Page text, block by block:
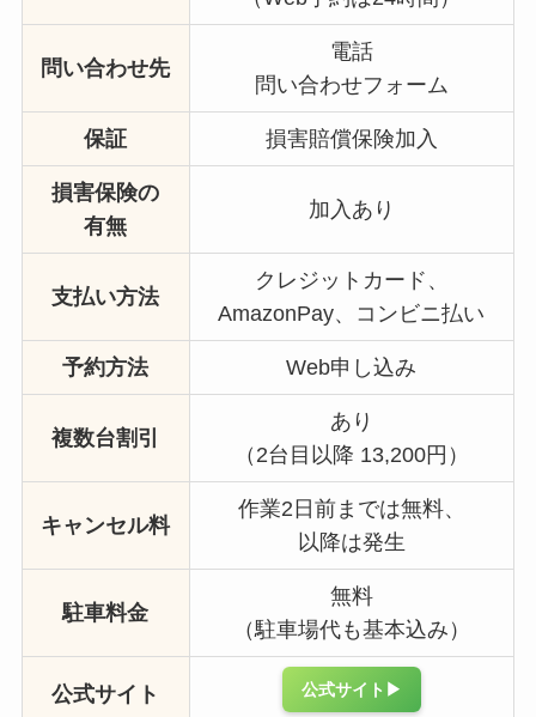
問い合わせ先
電話
問い合わせフォーム
保証 損害賠償保険加入
損害保険の
有無
加入あり
支払い方法
クレジットカード、
AmazonPay、コンビニ払い
予約方法 Web申し込み
複数台割引
あり
（2台目以降 13,200円）
キャンセル料
作業2日前までは無料、
以降は発生
駐車料金
無料
（駐車場代も基本込み）
公式サイト 公式サイト▶︎